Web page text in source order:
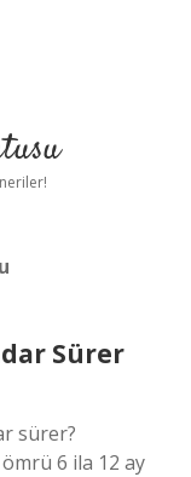
Sürer
sürer?
6 ila 12 ay